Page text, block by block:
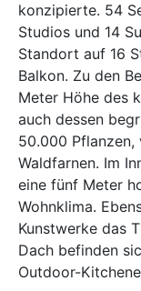
konzipierte. 54
Studios und 14
Standort auf 16
Balkon. Zu den
Meter Höhe des
auch dessen
50.000 Pflanzen,
Waldfarnen. Im
eine fünf Meter
Wohnklima.
Kunstwerke das
Dach befinden
Outdoor-